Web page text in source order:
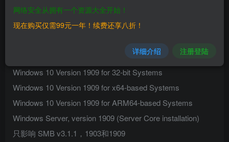
Windows 10 Version 1903 for 32-bit Systems
Windows 10 Version 1903 for x64-based Systems
Windows Server, version 1903 (Server Core installation)
Windows 10 Version 1909 for 32-bit Systems
Windows 10 Version 1909 for x64-based Systems
Windows 10 Version 1909 for ARM64-based Systems
Windows Server, version 1909 (Server Core installation)
只影响 SMB v3.1.1，1903和1909
网络安全从拥有一个资源大全开始！
现在购买仅需99元一年！续费还享八折！
详细介绍 注册登陆